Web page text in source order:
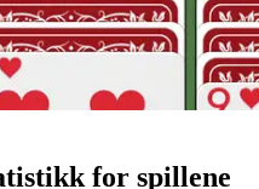
for spillene